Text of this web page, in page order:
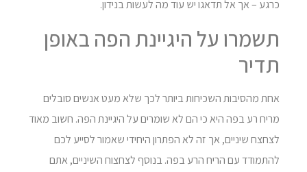
כרגע – אך אל תדאגו יש עוד מה לעשות בנידון.
תשמרו על היגיינת הפה באופן
תדיר
אחת מהסיבות השכיחות ביותר לכך שלא מעט אנשים סובלים
מריח רע בפה היא כי הם לא שומרים על היגיינת הפה. חשוב מאוד
לצחצח שיניים, אך זה לא הפתרון היחידי שאמור לסייע לכם
להתמודד עם הריח הרע בפה. בנוסף לצחצוח השיניים, אתם